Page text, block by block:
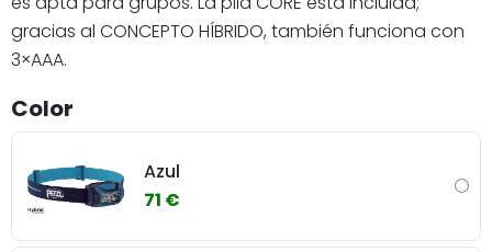
gracias al CONCEPTO HÍBRIDO, también funciona con
3×AAA.
Color
Azul
71 €